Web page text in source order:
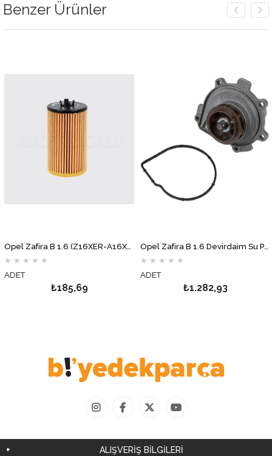
Benzer Ürünler
Opel Zafira B 1.6 (Z16XER-A16XER) Yağ Filtresi MOTOCAR
★ ★ ★ ★ ★
ADET
₺185,69
Opel Zafira B 1.6 Devirdaim Su Pompası AİRTEX
★ ★ ★ ★ ★
ADET
₺1.282,93
ALIŞVERİŞ BİLGİLERİ